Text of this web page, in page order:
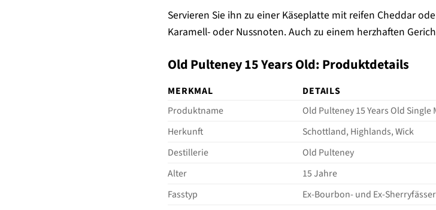
Servieren Sie ihn zu einer Käseplatte mit reifen Cheddar
Karamell- oder Nussnoten. Auch zu einem herzhaften
Old Pulteney 15 Years Old: Produktdetails
MERKMAL
DETAILS
Produktname
Old Pulteney 15 Years Old Single
Herkunft
Schottland, Highlands, Wick
Destillerie
Old Pulteney
Alter
15 Jahre
Fasstyp
Ex-Bourbon- und Ex-Sherryfässer